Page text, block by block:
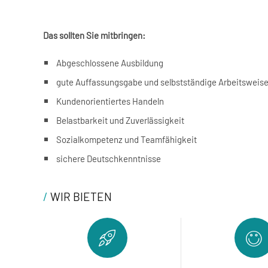
Das sollten Sie mitbringen:
Abgeschlossene Ausbildung
gute Auffassungsgabe und selbstständige Arbeitsweise
Kundenorientiertes Handeln
Belastbarkeit und Zuverlässigkeit
Sozialkompetenz und Teamfähigkeit
sichere Deutschkenntnisse
/ WIR BIETEN